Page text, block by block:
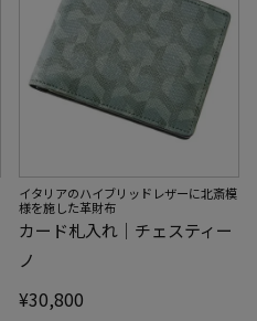
イタリアのハイブリッドレザーに北斎模
様を施した革財布
カード札入れ｜チェスティー
ノ
¥30,800